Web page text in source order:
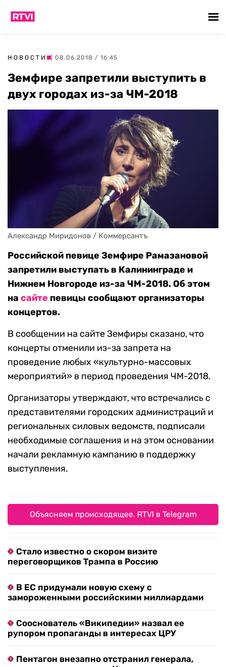
НОВОСТИ | 08.06.2018 / 16:45
Земфире запретили выступить в
двух городах из-за ЧМ-2018
Александр Миридонов / Коммерсантъ
Российской певице Земфире Рамазановой
запретили выступать в Калининграде и
Нижнем Новгороде из-за ЧМ-2018. Об этом
на сайте певицы сообщают организаторы
концертов.
В сообщении на сайте Земфиры сказано, что
концерты отменили из-за запрета на
проведение любых «культурно-массовых
мероприятий» в период проведения ЧМ-2018.
Организаторы утверждают, что встречались с
представителями городских администраций и
региональных силовых ведомств, подписали
необходимые соглашения и на этом основании
начали рекламную кампанию в поддержку
выступления.
Объясняем происходящее. RTVI в Telegram
Стало известно о скором визите
переговорщиков Трампа в Россию
В ЕС придумали новую схему с
замороженными российскими миллиардами
Сооснователь «Википедии» назвал ее
рупором пропаганды в интересах ЦРУ
Пентагон внезапно отстранил генерала,